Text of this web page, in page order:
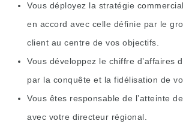
Vous déployez la stratégie
en accord avec celle définie par le
client au centre de vos objectifs.
Vous développez le chiffre d’affaires
par la conquête et la fidélisation de
Vous êtes responsable de l’atteinte
avec votre directeur régional.